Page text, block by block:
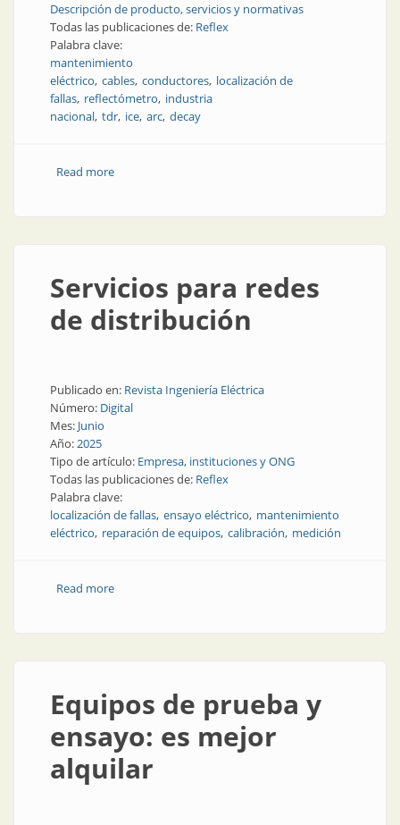
Descripción de producto, servicios y normativas
Todas las publicaciones de: Reflex
Palabra clave:
mantenimiento
eléctrico cables conductores localización de
fallas reflectómetro industria
nacional tdr ice arc decay
Read moreabout Cables, ¿cómo encontrar sus fallas?
Servicios para redes
de distribución
Publicado en: Revista Ingeniería Eléctrica
Número: Digital
Mes: Junio
Año:2025
Tipo de artículo: Empresa, instituciones y ONG
Todas las publicaciones de: Reflex
Palabra clave:
localización de fallas ensayo eléctrico mantenimiento
eléctrico reparación de equipos calibración medición
Read moreabout Servicios para redes de distribución
Equipos de prueba y
ensayo: es mejor
alquilar